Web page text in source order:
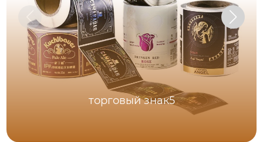
торговый знак5